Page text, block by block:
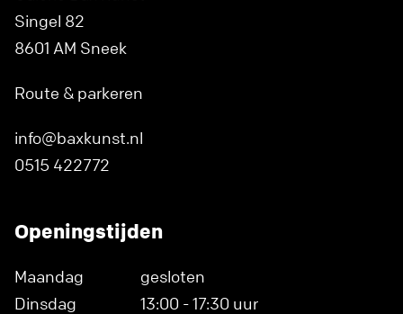
Singel 82
8601 AM Sneek
Route & parkeren
info@baxkunst.nl
0515 422772
Openingstijden
Maandag
gesloten
Dinsdag
13:00 - 17:30 uur